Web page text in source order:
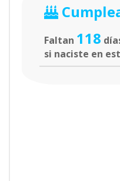
Faltan 118
si naciste en